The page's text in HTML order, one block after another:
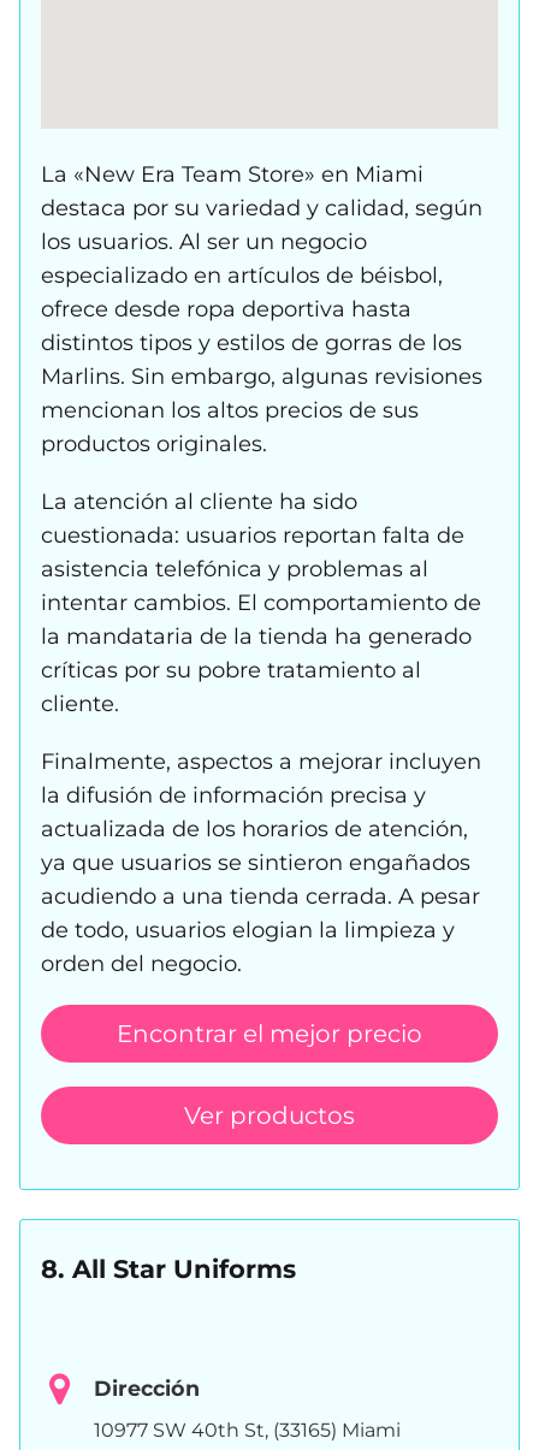
La «New Era Team Store» en Miami
destaca por su variedad y calidad, según
los usuarios. Al ser un negocio
especializado en artículos de béisbol,
ofrece desde ropa deportiva hasta
distintos tipos y estilos de gorras de los
Marlins. Sin embargo, algunas revisiones
mencionan los altos precios de sus
productos originales.
La atención al cliente ha sido
cuestionada: usuarios reportan falta de
asistencia telefónica y problemas al
intentar cambios. El comportamiento de
la mandataria de la tienda ha generado
críticas por su pobre tratamiento al
cliente.
Finalmente, aspectos a mejorar incluyen
la difusión de información precisa y
actualizada de los horarios de atención,
ya que usuarios se sintieron engañados
acudiendo a una tienda cerrada. A pesar
de todo, usuarios elogian la limpieza y
orden del negocio.
Encontrar el mejor precio
Ver productos
8. All Star Uniforms
Dirección
10977 SW 40th St, (33165) Miami